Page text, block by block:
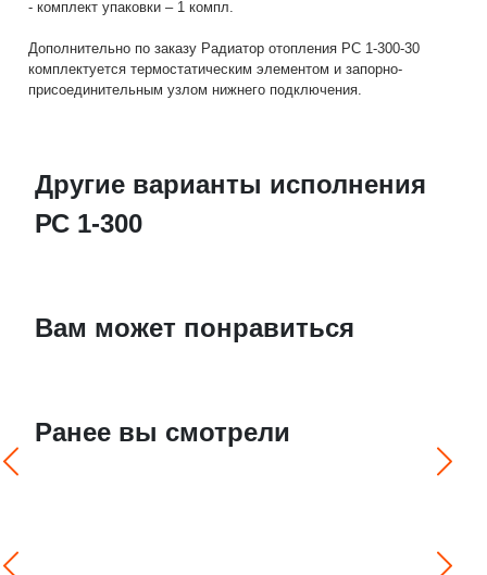
- комплект упаковки – 1 компл.
Дополнительно по заказу Радиатор отопления РС 1-300-30
комплектуется термостатическим элементом и запорно-
присоединительным узлом нижнего подключения.
Другие варианты исполнения
РС 1-300
Вам может понравиться
Ранее вы смотрели